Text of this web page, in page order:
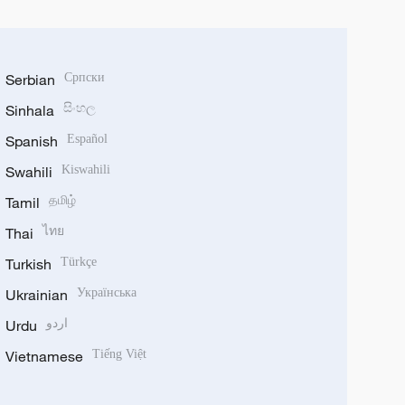
Serbian Српски
Sinhala සිංහල
Spanish Español
Swahili Kiswahili
Tamil தமிழ்
Thai ไทย
Turkish Türkçe
Ukrainian Українська
Urdu اردو
Vietnamese Tiếng Việt